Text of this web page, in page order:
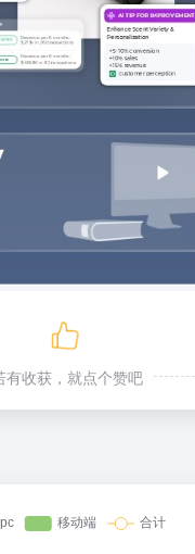
有收获，就点个赞吧